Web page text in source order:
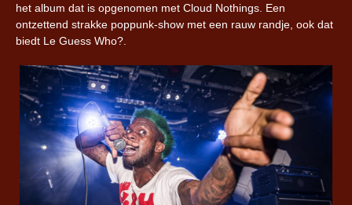
het album dat is opgenomen met Cloud Nothings. Een
ontzettend strakke poppunk-show met een rauw randje, ook dat
biedt Le Guess Who?.